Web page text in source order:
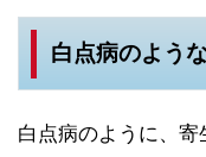
白点病のよう
白点病のように、